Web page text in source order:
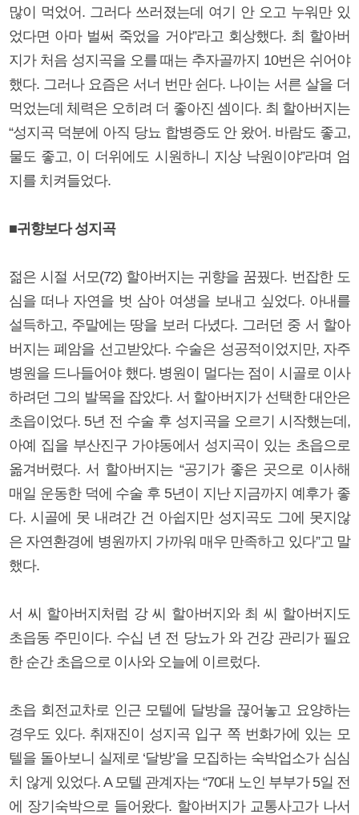
많이 먹었어. 그러다 쓰러졌는데 여기 안 오고 누워만 있
었다면 아마 벌써 죽었을 거야”라고 회상했다. 최 할아버
지가 처음 성지곡을 오를 때는 추자골까지 10번은 쉬어야
했다. 그러나 요즘은 서너 번만 쉰다. 나이는 서른 살을 더
먹었는데 체력은 오히려 더 좋아진 셈이다. 최 할아버지는
“성지곡 덕분에 아직 당뇨 합병증도 안 왔어. 바람도 좋고,
물도 좋고, 이 더위에도 시원하니 지상 낙원이야”라며 엄
지를 치켜들었다.
■귀향보다 성지곡
젊은 시절 서모(72) 할아버지는 귀향을 꿈꿨다. 번잡한 도
심을 떠나 자연을 벗 삼아 여생을 보내고 싶었다. 아내를
설득하고, 주말에는 땅을 보러 다녔다. 그러던 중 서 할아
버지는 폐암을 선고받았다. 수술은 성공적이었지만, 자주
병원을 드나들어야 했다. 병원이 멀다는 점이 시골로 이사
하려던 그의 발목을 잡았다. 서 할아버지가 선택한 대안은
초읍이었다. 5년 전 수술 후 성지곡을 오르기 시작했는데,
아예 집을 부산진구 가야동에서 성지곡이 있는 초읍으로
옮겨버렸다. 서 할아버지는 “공기가 좋은 곳으로 이사해
매일 운동한 덕에 수술 후 5년이 지난 지금까지 예후가 좋
다. 시골에 못 내려간 건 아쉽지만 성지곡도 그에 못지않
은 자연환경에 병원까지 가까워 매우 만족하고 있다”고 말
했다.
서 씨 할아버지처럼 강 씨 할아버지와 최 씨 할아버지도
초읍동 주민이다. 수십 년 전 당뇨가 와 건강 관리가 필요
한 순간 초읍으로 이사와 오늘에 이르렀다.
초읍 회전교차로 인근 모텔에 달방을 끊어놓고 요양하는
경우도 있다. 취재진이 성지곡 입구 쪽 번화가에 있는 모
텔을 돌아보니 실제로 ‘달방’을 모집하는 숙박업소가 심심
치 않게 있었다. A 모텔 관계자는 “70대 노인 부부가 5일 전
에 장기숙박으로 들어왔다. 할아버지가 교통사고가 나서